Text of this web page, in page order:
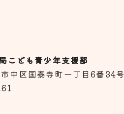
こども青少年支援部
中区国泰寺町一丁目6番34号